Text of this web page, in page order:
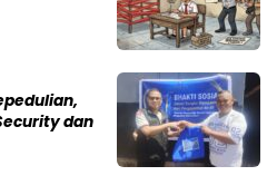
dan